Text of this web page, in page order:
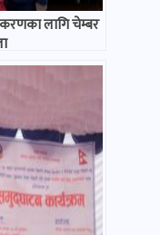
लागि चेम्बर